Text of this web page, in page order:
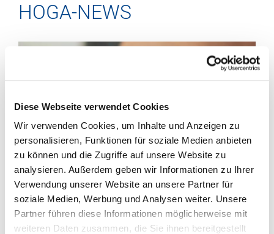
Diese Webseite verwendet Cookies
Wir verwenden Cookies, um Inhalte und Anzeigen zu
personalisieren, Funktionen für soziale Medien anbieten
zu können und die Zugriffe auf unsere Website zu
analysieren. Außerdem geben wir Informationen zu Ihrer
Verwendung unserer Website an unsere Partner für
soziale Medien, Werbung und Analysen weiter. Unsere
Partner führen diese Informationen möglicherweise mit
weiteren Daten zusammen, die Sie ihnen bereitgestellt
HOGA-NEWS
HOGA Branchen- &
Leistungsnews
Melden Sie sich zu unserem Newsletter an,